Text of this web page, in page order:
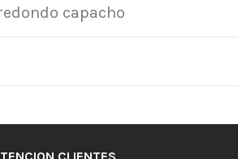
capacho
CLIENTES